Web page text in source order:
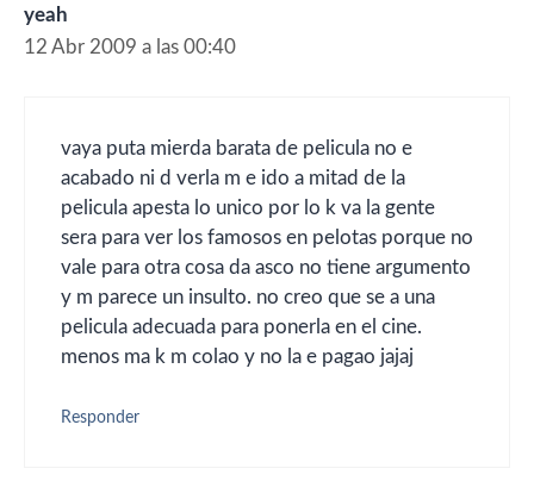
yeah
12 Abr 2009 a las 00:40
vaya puta mierda barata de pelicula no e
acabado ni d verla m e ido a mitad de la
pelicula apesta lo unico por lo k va la gente
sera para ver los famosos en pelotas porque no
vale para otra cosa da asco no tiene argumento
y m parece un insulto. no creo que se a una
pelicula adecuada para ponerla en el cine.
menos ma k m colao y no la e pagao jajaj
Responder